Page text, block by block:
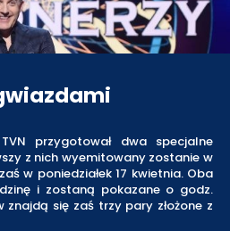
przygotował dwa specjalne
z nich wyemitowany zostanie w
w poniedziałek 17 kwietnia. Oba
i zostaną pokazane o godz.
znajdą się zaś trzy pary złożone z